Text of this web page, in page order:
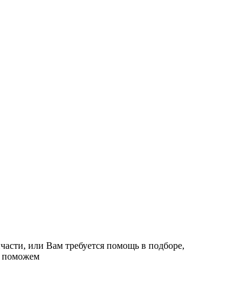
или Вам требуется помощь в подборе,
поможем